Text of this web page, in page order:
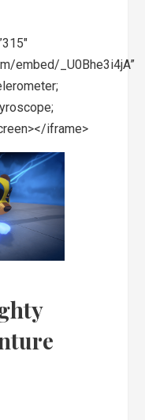
embed/_U0Bhe3i4jA”
iframe>